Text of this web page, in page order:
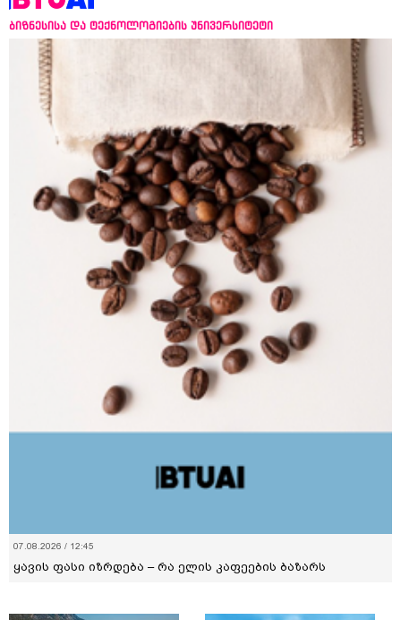
ბიზნესისა და ტექნოლოგიების უნივერსიტეტი
07.08.2026 / 12:45
ყავის ფასი იზრდება – რა ელის კაფეების ბაზარს